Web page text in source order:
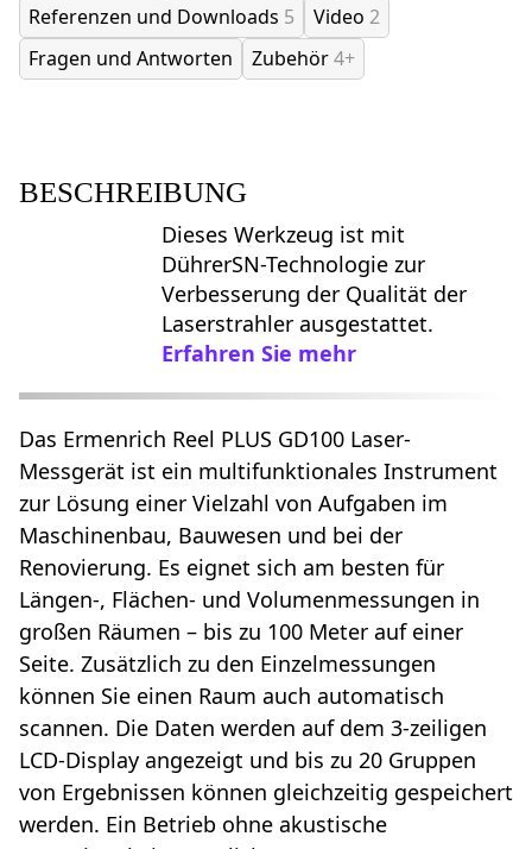
Referenzen und Downloads 5 Video 2
Fragen und Antworten
Zubehör4+
BESCHREIBUNG
Dieses Werkzeug ist mit
DührerSN-Technologie zur
Verbesserung der Qualität der
Laserstrahler ausgestattet.
Erfahren Sie mehr
Das Ermenrich Reel PLUS GD100 Laser-
Messgerät ist ein multifunktionales Instrument
zur Lösung einer Vielzahl von Aufgaben im
Maschinenbau, Bauwesen und bei der
Renovierung. Es eignet sich am besten für
Längen-, Flächen- und Volumenmessungen in
großen Räumen – bis zu 100 Meter auf einer
Seite. Zusätzlich zu den Einzelmessungen
können Sie einen Raum auch automatisch
scannen. Die Daten werden auf dem 3-zeiligen
LCD-Display angezeigt und bis zu 20 Gruppen
von Ergebnissen können gleichzeitig gespeichert
werden. Ein Betrieb ohne akustische